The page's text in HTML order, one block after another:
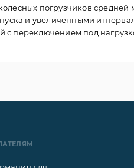
погрузчиков средней
и увеличенными
с переключением под